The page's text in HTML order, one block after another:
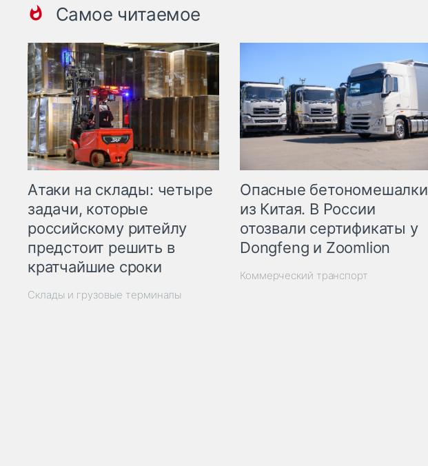
Самое читаемое
Атаки на склады: четыре
задачи, которые
российскому ритейлу
предстоит решить в
кратчайшие сроки
Склады и грузовые терминалы
Опасные бетономешалки
из Китая. В России
отозвали сертификаты у
Dongfeng и Zoomlion
Коммерческий транспорт